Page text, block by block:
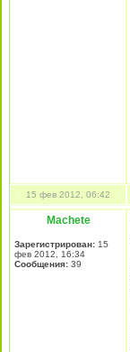
15 фев 2012, 06:42
Machete
Зарегистрирован: 15
фев 2012, 16:34
Сообщения: 39